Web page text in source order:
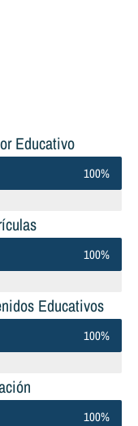
Educativo
100%
100%
Educativos
100%
100%